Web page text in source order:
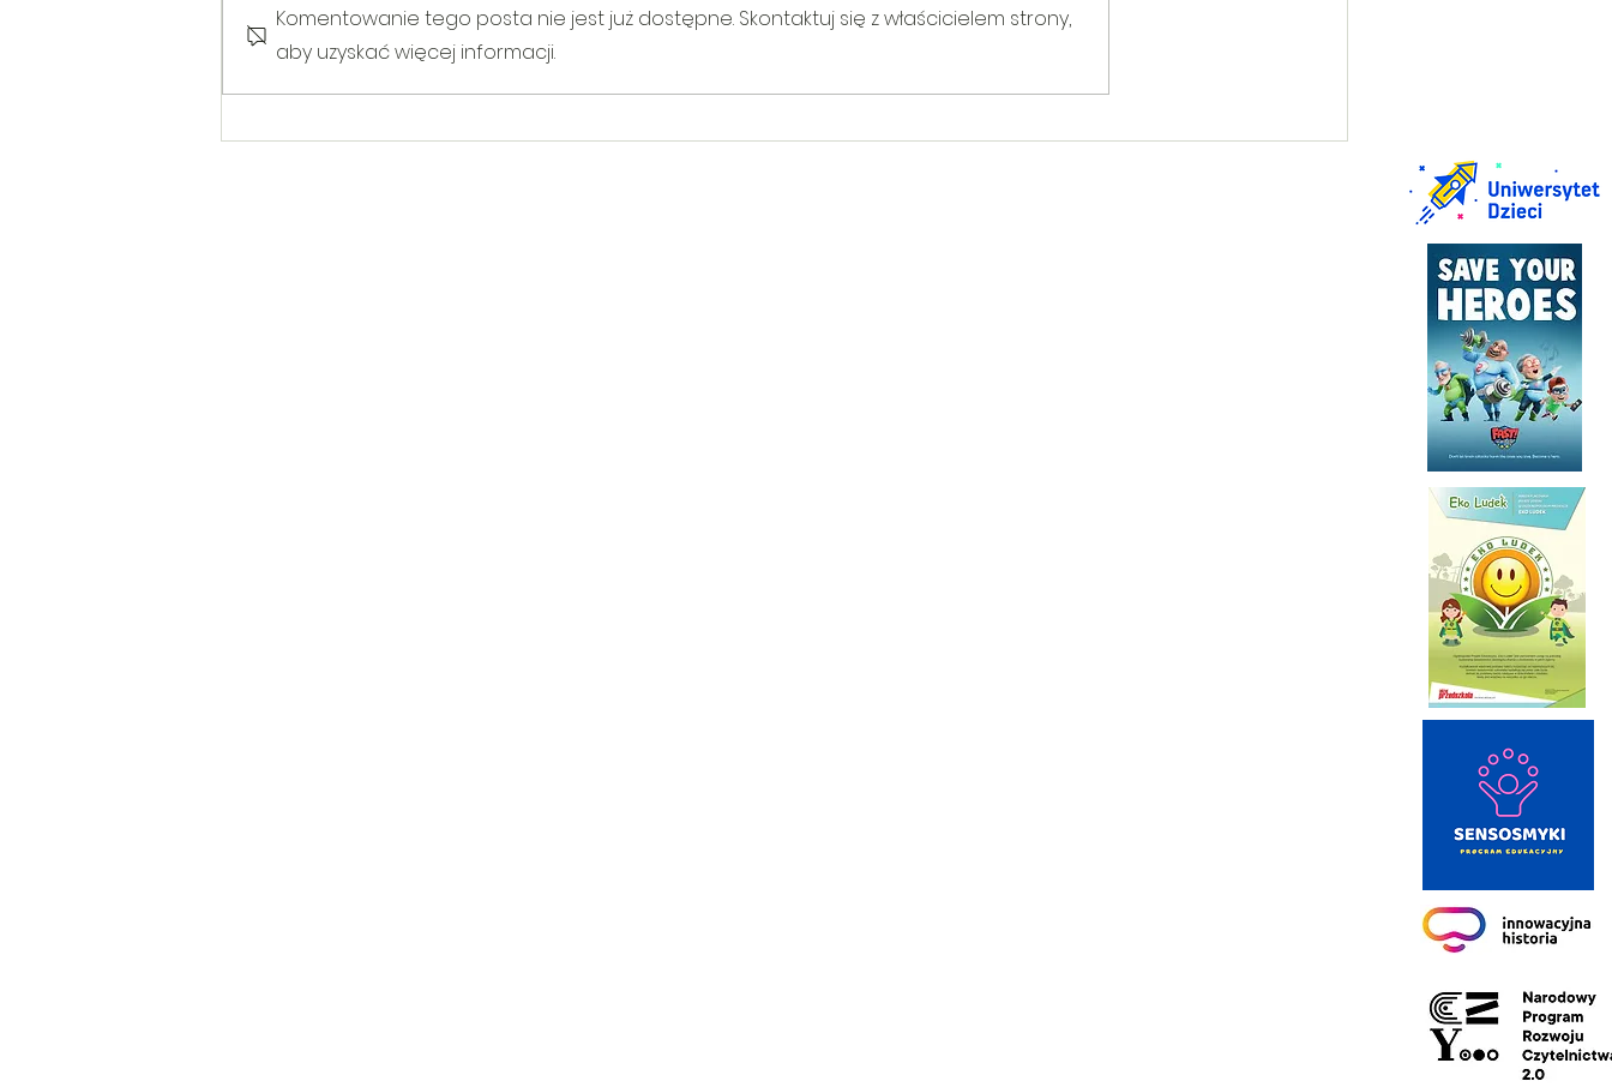
Komentowanie tego posta nie jest już dostępne. Skontaktuj się z właścicielem strony,
aby uzyskać więcej informacji.